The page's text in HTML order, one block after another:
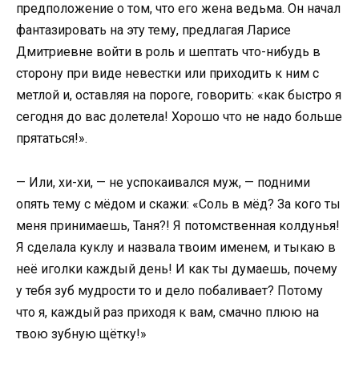
предположение о том, что его жена ведьма. Он начал
фантазировать на эту тему, предлагая Ларисе
Дмитриевне войти в роль и шептать что-нибудь в
сторону при виде невестки или приходить к ним с
метлой и, оставляя на пороге, говорить: «как быстро я
сегодня до вас долетела! Хорошо что не надо больше
прятаться!».
— Или, хи-хи, — не успокаивался муж, — подними
опять тему с мёдом и скажи: «Соль в мёд? За кого ты
меня принимаешь, Таня?! Я потомственная колдунья!
Я сделала куклу и назвала твоим именем, и тыкаю в
неё иголки каждый день! И как ты думаешь, почему
у тебя зуб мудрости то и дело побаливает? Потому
что я, каждый раз приходя к вам, смачно плюю на
твою зубную щётку!»